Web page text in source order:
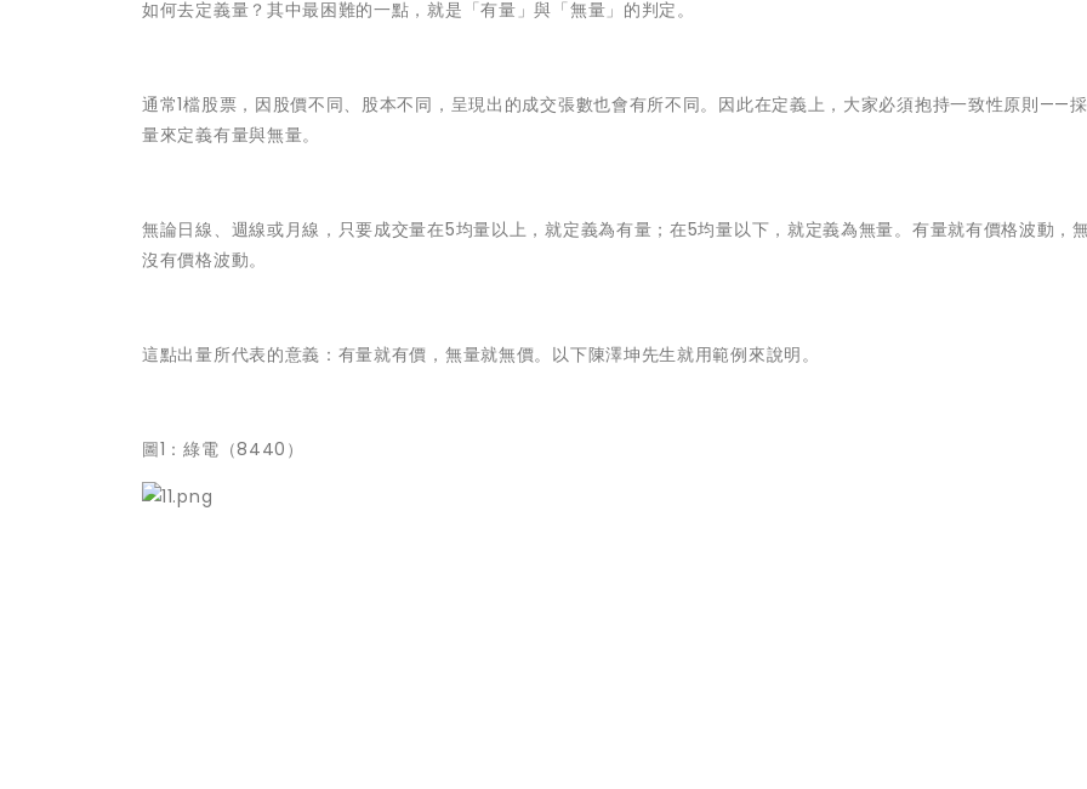
如何去定義量？其中最困難的一點，就是「有量」與「無量」的判定。
通常1檔股票，因股價不同、股本不同，呈現出的成交張數也會有所不同。因此在定義上，大家必須抱持一致性原則——
量來定義有量與無量。
無論日線、週線或月線，只要成交量在5均量以上，就定義為有量；在5均量以下，就定義為無量。有量就有價格波動，
沒有價格波動。
這點出量所代表的意義：有量就有價，無量就無價。以下陳澤坤先生就用範例來說明。
圖1：綠電（8440）